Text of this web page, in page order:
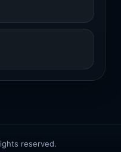
reserved.